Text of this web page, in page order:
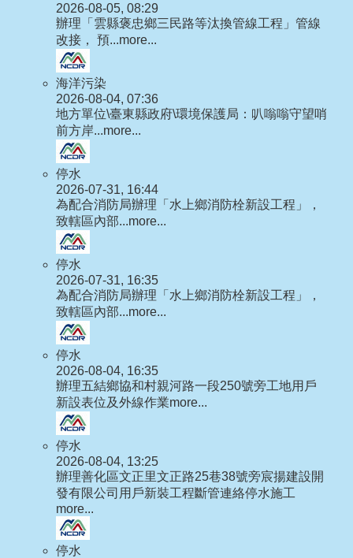
2026-08-05, 08:29
辦理「雲縣褒忠鄉三民路等汰換管線工程」管線
改接， 預...more...
海洋污染
2026-08-04, 07:36
地方單位\臺東縣政府\環境保護局：叭嗡嗡守望哨
前方岸...more...
停水
2026-07-31, 16:44
為配合消防局辦理「水上鄉消防栓新設工程」，
致轄區內部...more...
停水
2026-07-31, 16:35
為配合消防局辦理「水上鄉消防栓新設工程」，
致轄區內部...more...
停水
2026-08-04, 16:35
辦理五結鄉協和村親河路一段250號旁工地用戶
新設表位及外線作業more...
停水
2026-08-04, 13:25
辦理善化區文正里文正路25巷38號旁宸揚建設開
發有限公司用戶新裝工程斷管連絡停水施工
more...
停水